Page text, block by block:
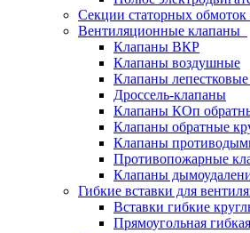
Секции статорных обмоток
Вентиляционные клапаны
Клапаны ВКР
Клапаны воздушные
Клапаны
Дроссель-клапаны
Клапаны КОп
Клапаны обратные
Клапаны
Противопожарные
Клапаны
Гибкие вставки для
Вставки гибкие
Прямоугольная